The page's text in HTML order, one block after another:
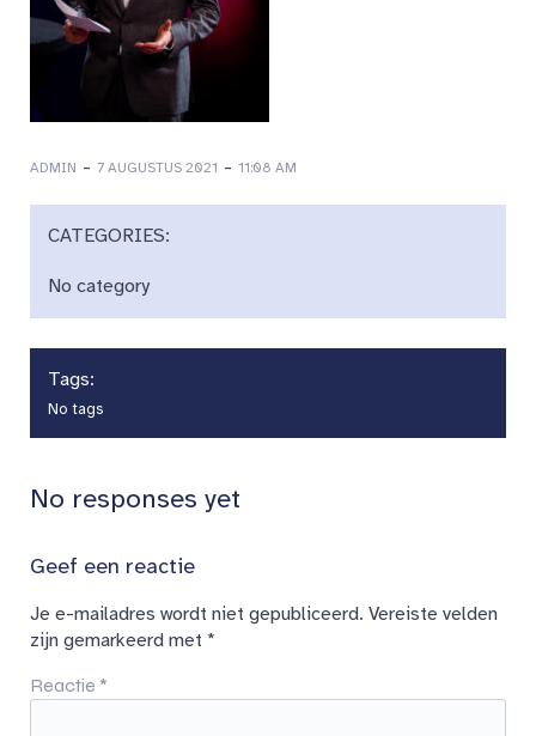
ADMIN - 7 AUGUSTUS 2021 - 11:08 AM
CATEGORIES:
No category
Tags:
No tags
No responses yet
Geef een reactie
Je e-mailadres wordt niet gepubliceerd. Vereiste velden
zijn gemarkeerd met *
Reactie *